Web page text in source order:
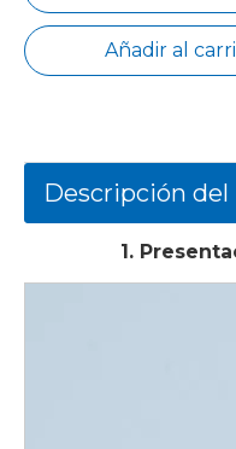
Añadir al
Descripción
1.